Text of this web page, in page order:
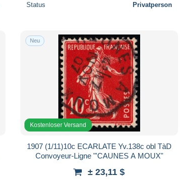
Status Privatperson
Neu
Kostenloser Versand
1907 (1/11)10c ECARLATE Yv.138c obl TàD
Convoyeur-Ligne "'CAUNES A MOUX"
± 23,11 $